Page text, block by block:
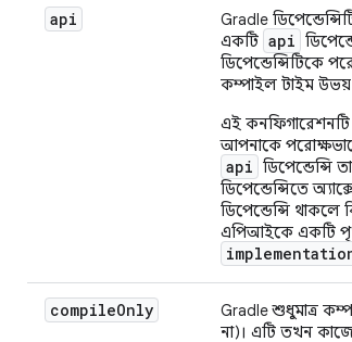
api
Gradle
একটি api
ডিপেন্ডেন্সিটিকে
কম্পাইল টাইম উভয়
এই কনফিগারেশনটি
আপনাকে
api ডিপেন্ডেন্সি
ডিপেন্ডেন্সিতে
ডিপেন্ডেন্সি থাকলে
এপিআইকে একটি
compileOnly
Gradle শুধুমাত্র
না)। এটি তখন